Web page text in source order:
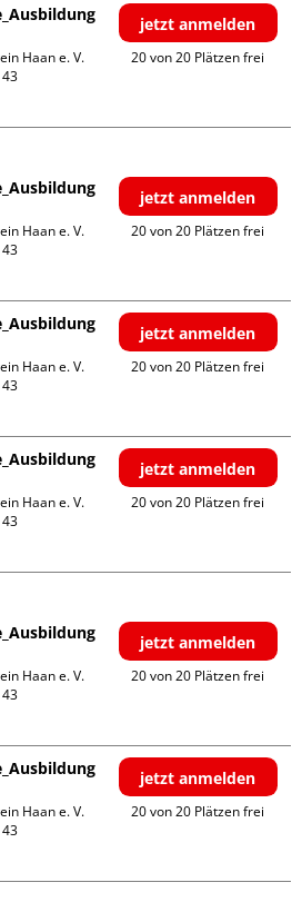
Haan e. V.
jetzt anmelden
20 von 20 Plätzen frei
Haan e. V.
jetzt anmelden
20 von 20 Plätzen frei
Haan e. V.
jetzt anmelden
20 von 20 Plätzen frei
Haan e. V.
jetzt anmelden
20 von 20 Plätzen frei
Haan e. V.
jetzt anmelden
20 von 20 Plätzen frei
Haan e. V.
jetzt anmelden
20 von 20 Plätzen frei